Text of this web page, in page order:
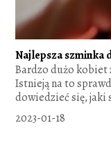
Najlepsza szminka
Bardzo dużo kobiet
Istnieją na to
dowiedzieć się, jaki
2023-01-18